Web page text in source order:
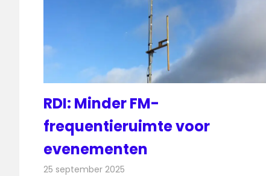
RDI: Minder FM-
frequentieruimte voor
evenementen
25 september 2025